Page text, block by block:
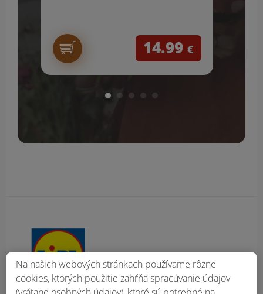
14.99 €
Na našich webových stránkach používame rôzne
cookies, ktorých použitie zahŕňa spracúvanie údajov